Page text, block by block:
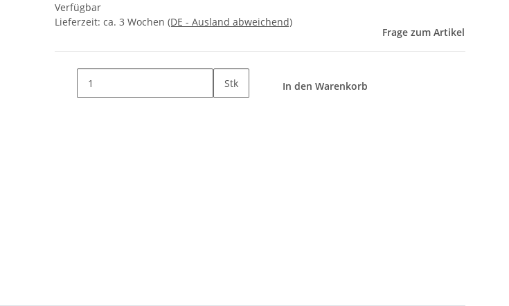
Verfügbar
Lieferzeit: ca. 3 Wochen (DE - Ausland abweichend)
Frage zum Artikel
Stk In den Warenkorb